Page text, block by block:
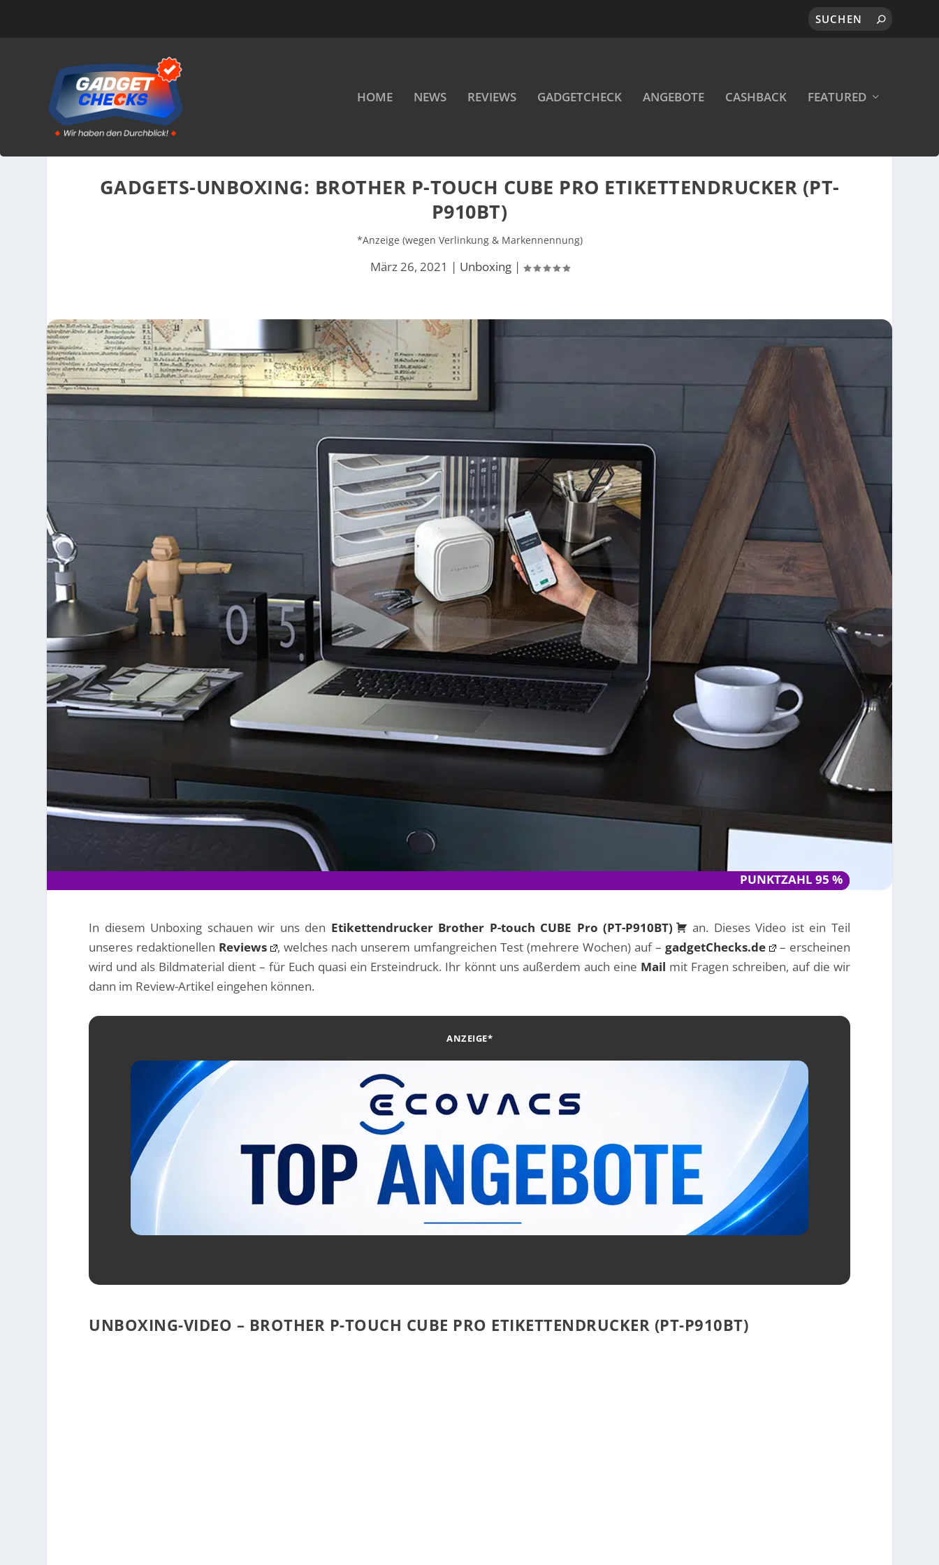
HOME NEWS REVIEWS GADGETCHECK ANGEBOTE CASHBACK FEATURED
GADGETS-UNBOXING: BROTHER P-TOUCH CUBE PRO ETIKETTENDRUCKER (PT-
P910BT)
*Anzeige (wegen Verlinkung & Markennennung)
März 26, 2021 | Unboxing|
PUNKTZAHL 95 %
PUNKTZAHL 95 %
In diesem Unboxing schauen wir uns den Etikettendrucker Brother P-touch CUBE Pro (PT-P910BT)
an. Dieses Video ist ein Teil
unseres redaktionellen Reviews , welches nach unserem umfangreichen Test (mehrere Wochen) auf – gadgetChecks.de
– erscheinen
wird und als Bildmaterial dient – für Euch quasi ein Ersteindruck. Ihr könnt uns außerdem auch eine Mail mit Fragen schreiben, auf die wir
dann im Review-Artikel eingehen können.
ANZEIGE*
UNBOXING-VIDEO – BROTHER P-TOUCH CUBE PRO ETIKETTENDRUCKER (PT-P910BT)